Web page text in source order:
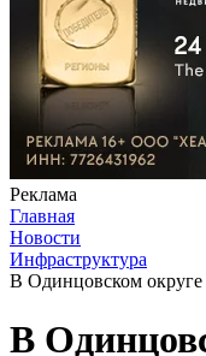
Реклама
Главная
Новости
Инфраструктура
В Одинцовском округе
В